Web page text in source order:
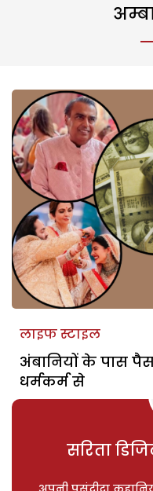
लाइफ स्टाइल
अंबानियों के पास
धर्मकर्म से
सरिता